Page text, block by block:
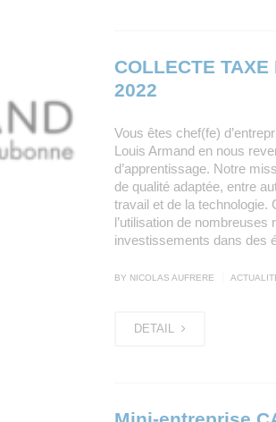
COLLECTE TAXE
2022
Vous êtes chef(fe)
Louis Armand en nous
d’apprentissage. Notre
de qualité adaptée, entre
travail et de la technologie.
l’utilisation de
investissements dans des
BY NICOLAS AUFRERE
DETAIL